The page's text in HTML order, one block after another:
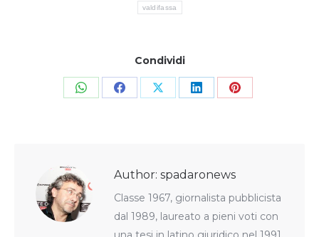
valdifassa
Condividi
Share Share Share Share Share
Author: spadaronews
Classe 1967, giornalista pubblicista
dal 1989, laureato a pieni voti con